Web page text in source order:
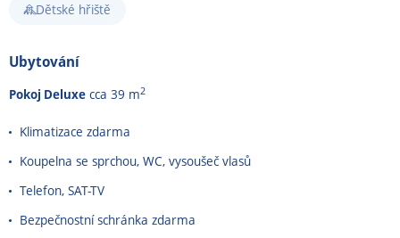
Dětské hřiště
Ubytování
Pokoj Deluxe cca 39 m2
Klimatizace zdarma
Koupelna se sprchou, WC, vysoušeč vlasů
Telefon, SAT-TV
Bezpečnostní schránka zdarma